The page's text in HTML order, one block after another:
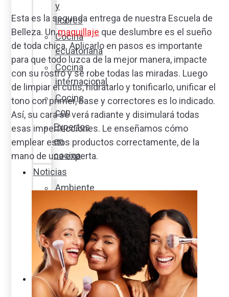
y
licores
Cocina
ecuatoriana
Cocina
internacional
Cocine
con
Expertos
en
cocina
Noticias
Ambiente
en
acción
Corporativo
Emprendimiento
Maxi
Esta es la segunda entrega de nuestra Escuela de
Belleza. Unmaquillaje que deslumbre es el sueño
de toda chica. Aplicarlo en pasos es importante
para que todo luzca de la mejor manera, impacte
con su rostro y se robe todas las miradas. Luego
de limpiar el cutis, hidratarlo y tonificarlo, unificar el
tono con primer, base y correctores es lo indicado.
Así, su cara se verá radiante y disimulará todas
esas imperfecciones. Le enseñamos cómo
emplear estos productos correctamente, de la
mano de una experta.